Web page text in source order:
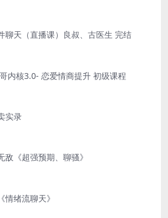
聊天（直播课）良叔、古医生 完结
内核3.0- 恋爱情商提升 初级课程
实录
敌《超强预期、聊骚》
情绪流聊天》